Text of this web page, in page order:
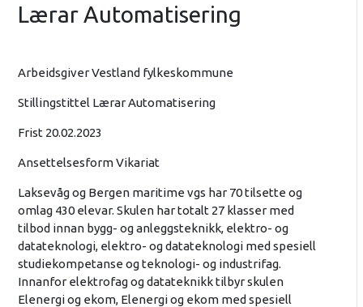
Lærar Automatisering
Arbeidsgiver Vestland fylkeskommune
Stillingstittel Lærar Automatisering
Frist 20.02.2023
Ansettelsesform Vikariat
Laksevåg og Bergen maritime vgs har 70 tilsette og
omlag 430 elevar. Skulen har totalt 27 klasser med
tilbod innan bygg- og anleggsteknikk, elektro- og
datateknologi, elektro- og datateknologi med spesiell
studiekompetanse og teknologi- og industrifag.
Innanfor elektrofag og datateknikk tilbyr skulen
Elenergi og ekom, Elenergi og ekom med spesiell